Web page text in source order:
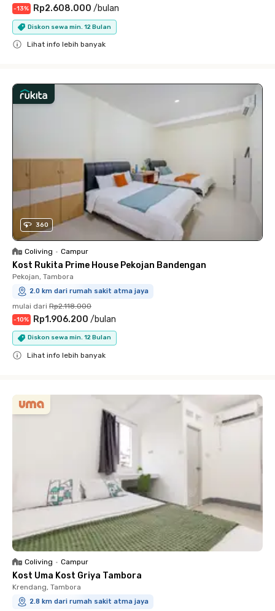
-13% Rp2.608.000 /bulan
Diskon sewa min. 12 Bulan
Lihat info lebih banyak
360
Coliving • Campur
Kost Rukita Prime House Pekojan Bandengan
Pekojan, Tambora
2.0 km dari rumah sakit atma jaya
mulai dari Rp2.118.000
-10% Rp1.906.200 /bulan
Diskon sewa min. 12 Bulan
Lihat info lebih banyak
Coliving • Campur
Kost Uma Kost Griya Tambora
Krendang, Tambora
2.8 km dari rumah sakit atma jaya